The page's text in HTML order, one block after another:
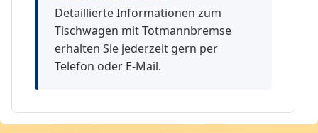
Detaillierte Informationen zum
Tischwagen mit Totmannbremse
erhalten Sie jederzeit gern per
Telefon oder E-Mail.